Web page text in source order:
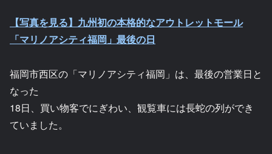
【写真を見る】九州初の本格的なアウトレットモール
「マリノアシティ福岡」最後の日
福岡市西区の「マリノアシティ福岡」は、最後の営業日と
なった
18日、買い物客でにぎわい、観覧車には長蛇の列ができ
ていました。